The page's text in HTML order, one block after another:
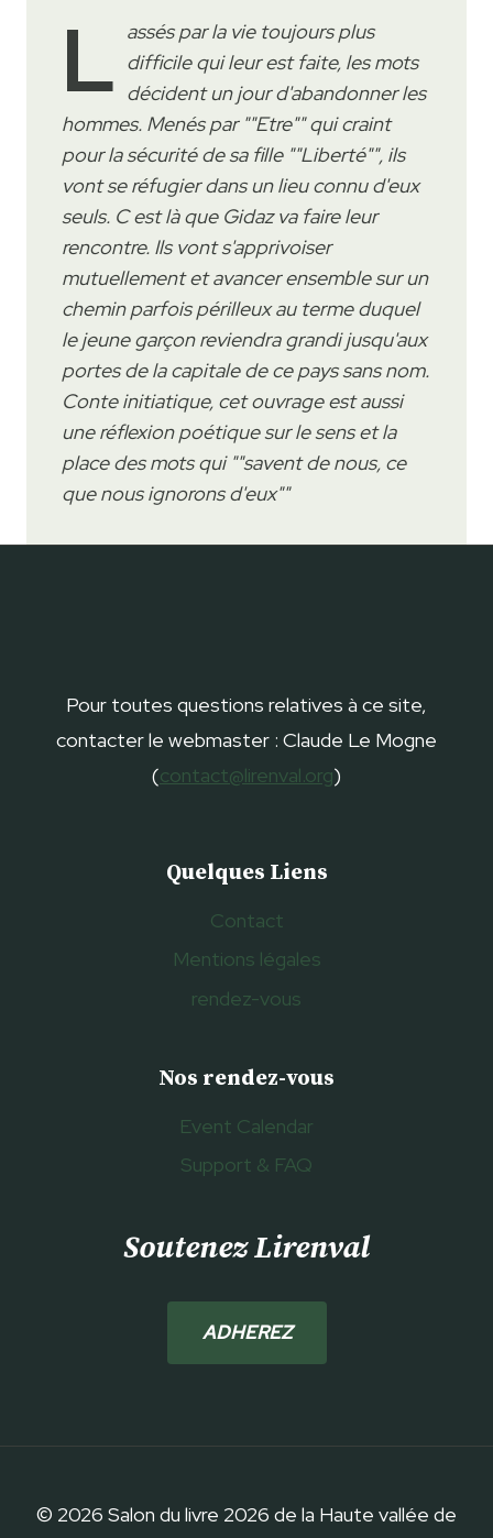
L assés par la vie toujours plus
difficile qui leur est faite, les mots
décident un jour d'abandonner les
hommes. Menés par ""Etre"" qui craint
pour la sécurité de sa fille ""Liberté"", ils
vont se réfugier dans un lieu connu d'eux
seuls. C est là que Gidaz va faire leur
rencontre. Ils vont s'apprivoiser
mutuellement et avancer ensemble sur un
chemin parfois périlleux au terme duquel
le jeune garçon reviendra grandi jusqu'aux
portes de la capitale de ce pays sans nom.
Conte initiatique, cet ouvrage est aussi
une réflexion poétique sur le sens et la
place des mots qui ""savent de nous, ce
que nous ignorons d'eux""
Pour toutes questions relatives à ce site,
contacter le webmaster : Claude Le Mogne
(contact@lirenval.org)
Quelques Liens
Contact
Mentions légales
rendez-vous
Nos rendez-vous
Event Calendar
Support & FAQ
Soutenez Lirenval
ADHEREZ
© 2026 Salon du livre 2026 de la Haute vallée de